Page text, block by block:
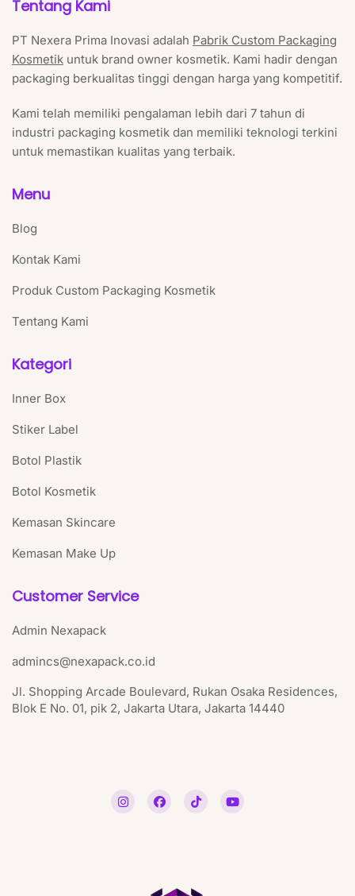
Tentang Kami
PT Nexera Prima Inovasi adalah Pabrik Custom Packaging
Kosmetik untuk brand owner kosmetik. Kami hadir dengan
packaging berkualitas tinggi dengan harga yang kompetitif.
Kami telah memiliki pengalaman lebih dari 7 tahun di
industri packaging kosmetik dan memiliki teknologi terkini
untuk memastikan kualitas yang terbaik.
Menu
Blog
Kontak Kami
Produk Custom Packaging Kosmetik
Tentang Kami
Kategori
Inner Box
Stiker Label
Botol Plastik
Botol Kosmetik
Kemasan Skincare
Kemasan Make Up
Customer Service
Admin Nexapack
admincs@nexapack.co.id
Jl. Shopping Arcade Boulevard, Rukan Osaka Residences,
Blok E No. 01, pik 2, Jakarta Utara, Jakarta 14440